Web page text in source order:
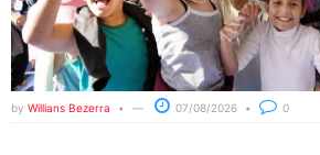
by Willians Bezerra 07/08/2026 0